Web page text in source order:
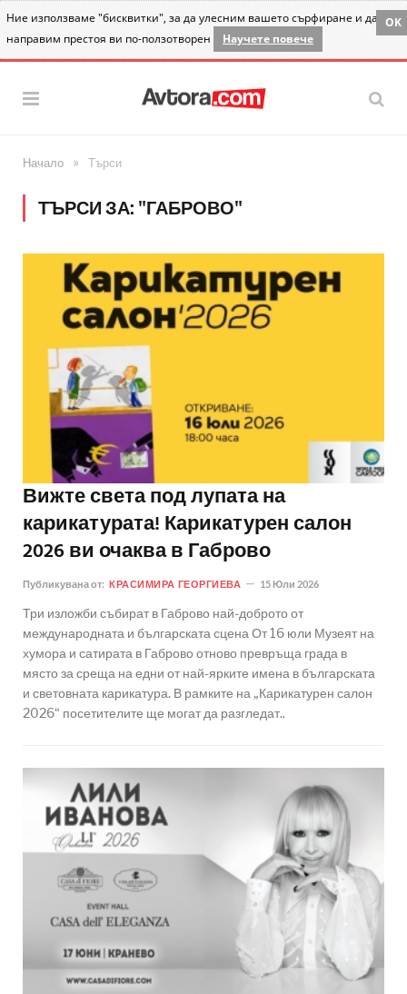
Ние използваме "бисквитки", за да улесним вашето сърфиране и да
направим престоя ви по-ползотворен
Научете повече
OK
Начало » Търси
ТЪРСИ ЗА: "ГАБРОВО"
Вижте света под лупата на
карикатурата! Карикатурен салон
2026 ви очаква в Габрово
Публикувана от: КРАСИМИРА ГЕОРГИЕВА 15 Юли 2026
Три изложби събират в Габрово най-доброто от
международната и българската сцена От 16 юли Музеят на
хумора и сатирата в Габрово отново превръща града в
място за среща на едни от най-ярките имена в българската
и световната карикатура. В рамките на „Карикатурен салон
2026“ посетителите ще могат да разгледат..